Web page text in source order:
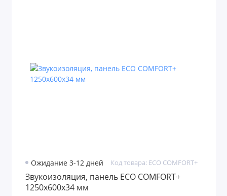
Ожидание 3-12 дней Код товара: ECO COMFORT+
Звукоизоляция, панель ECO COMFORT+
1250х600х34 мм